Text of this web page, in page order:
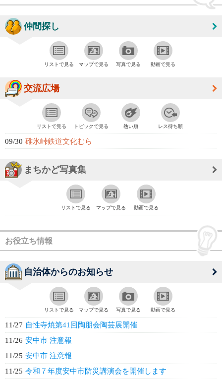
仲間探し
リストで見る マップで見る 写真で見る 動画で見る
交流広場
リストで見る トピックで見る 熱い順 レス待ち順
09/30 碓氷峠鉄道文化むら
まちかど写真集
リストで見る マップで見る 動画で見る
お役立ち情報
自治体からのお知らせ
リストで見る マップで見る 写真で見る 動画で見る
11/27 自性寺焼第41回陶朋会陶芸展開催
11/26 安中市 注意報
11/25 安中市 注意報
11/25 令和７年度安中市防災講演会を開催します